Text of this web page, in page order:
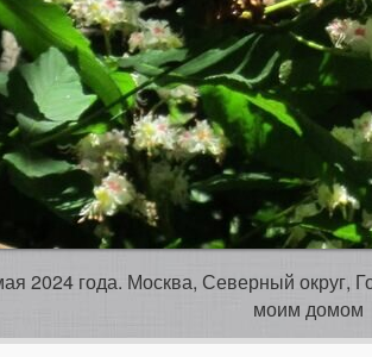
2024 года. Москва, Северный округ,
моим домом